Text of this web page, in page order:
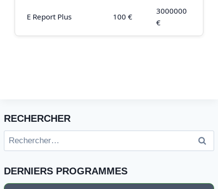
E Report Plus 100 €
3000000
€
RECHERCHER
Rechercher :
DERNIERS PROGRAMMES